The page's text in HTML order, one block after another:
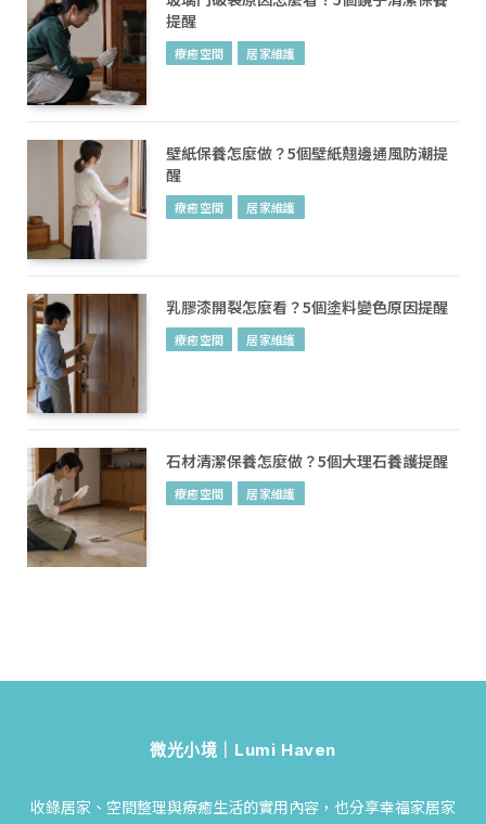
提醒
療癒空間 居家維護
壁紙保養怎麼做？5個壁紙翹邊通風防潮提
醒
療癒空間 居家維護
乳膠漆開裂怎麼看？5個塗料變色原因提醒
療癒空間 居家維護
石材清潔保養怎麼做？5個大理石養護提醒
療癒空間 居家維護
微光小境｜Lumi Haven
收錄居家、空間整理與療癒生活的實用內容，也分享幸福家居家